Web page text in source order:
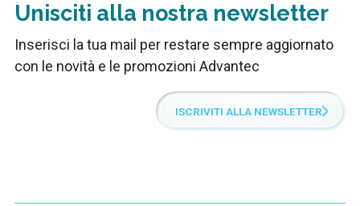
Unisciti alla nostra newsletter
Inserisci la tua mail per restare sempre aggiornato
con le novità e le promozioni Advantec
ISCRIVITI ALLA NEWSLETTER